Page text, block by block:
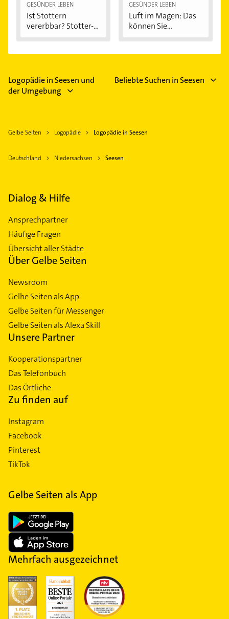
GESÜNDER LEBEN
Ist Stottern
vererbbar? Stotter-
GESÜNDER LEBEN
Luft im Magen: Das
können Sie...
Logopädie in Seesen und
der Umgebung
Beliebte Suchen in Seesen
Gelbe Seiten Logopädie Logopädie in Seesen
Deutschland Niedersachsen Seesen
Dialog & Hilfe
Ansprechpartner
Häufige Fragen
Übersicht aller Städte
Über Gelbe Seiten
Newsroom
Gelbe Seiten als App
Gelbe Seiten für Messenger
Gelbe Seiten als Alexa Skill
Unsere Partner
Kooperationspartner
Das Telefonbuch
Das Örtliche
Zu finden auf
Instagram
Facebook
Pinterest
TikTok
Gelbe Seiten als App
Mehrfach ausgezeichnet